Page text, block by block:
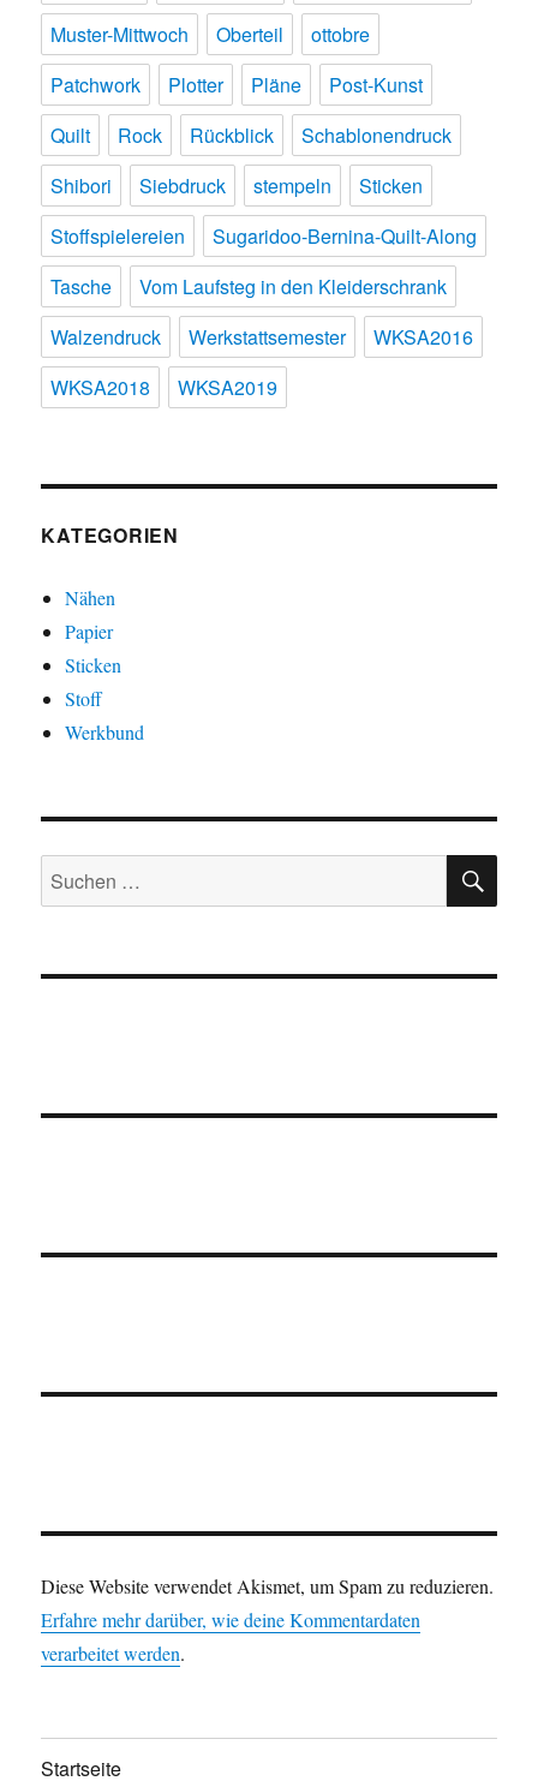
Muster-Mittwoch
Oberteil
ottobre
Patchwork
Plotter Pläne
Post-Kunst
Quilt
Rock Rückblick
Schablonendruck
Shibori
Siebdruck stempeln
Sticken
Stoffspielereien
Sugaridoo-Bernina-Quilt-Along
Tasche
Vom Laufsteg in den Kleiderschrank
Walzendruck
Werkstattsemester
WKSA2016
WKSA2018
WKSA2019
KATEGORIEN
Nähen
Papier
Sticken
Stoff
Werkbund
Suchen
nach:
Diese Website verwendet Akismet, um Spam zu reduzieren.
Erfahre mehr darüber, wie deine Kommentardaten
verarbeitet werden.
Startseite